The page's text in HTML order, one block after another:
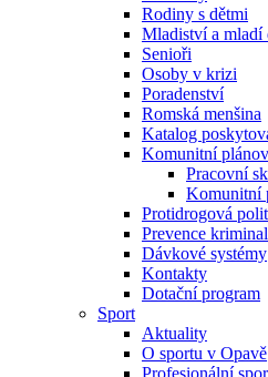
Rodiny s dětmi
Mladiství a mladí
Senioři
Osoby v krizi
Poradenství
Romská menšina
Katalog
Komunitní
Pracovní
Komunitní
Protidrogová
Prevence
Dávkové systémy
Kontakty
Dotační program
Sport
Aktuality
O sportu v Opavě